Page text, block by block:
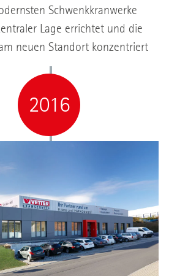
Schwenkkranwerke
Lage errichtet und die
neuen Standort konzentriert
2016